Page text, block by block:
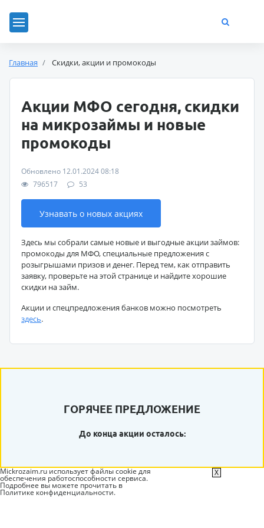
Главная Скидки, акции и промокоды
Акции МФО сегодня, скидки
на микрозаймы и новые
промокоды
Обновлено 12.01.2024 08:18
796517
53
Узнавать о новых акциях
Здесь мы собрали самые новые и выгодные акции займов:
промокоды для МФО, специальные предложения с
розыгрышами призов и денег. Перед тем, как отправить
заявку, проверьте на этой странице и найдите хорошие
скидки на займ.
Акции и спецпредложения банков можно посмотреть
здесь.
ГОРЯЧЕЕ ПРЕДЛОЖЕНИЕ
До конца акции осталось:
Mickrozaim.ru использует файлы cookie для
обеспечения работоспособности сервиса.
Подробнее вы можете прочитать в
Политике конфиденциальности.
X